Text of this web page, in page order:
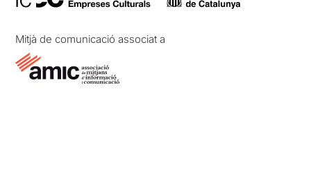
Mitjà de comunicació associat a